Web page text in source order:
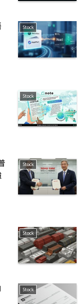
Stock
Stock
Stock
Stock
Stock